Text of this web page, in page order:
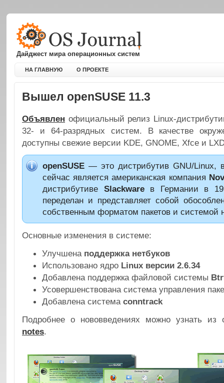
Дайджест мира операционных систем
НА ГЛАВНУЮ О ПРОЕКТЕ
Вышел openSUSE 11.3
Объявлен официальный релиз Linux-
32- и 64-разрядных систем. В качестве
доступны свежие версии KDE, GNOME, Xfce и
openSUSE — это дистрибутив GNU/Linux,
сейчас является американская компания
дистрибутиве Slackware в Германии в
переделан и представляет собой
собственным форматом пакетов и системой
Основные изменения в системе:
Улучшена поддержка нетбуков
Использовано ядро Linux версии 2.6.34
Добавлена поддержка файловой системы
Усовершенствована система управления
Добавлена система conntrack
Подробнее о нововведениях можно узнать
notes.